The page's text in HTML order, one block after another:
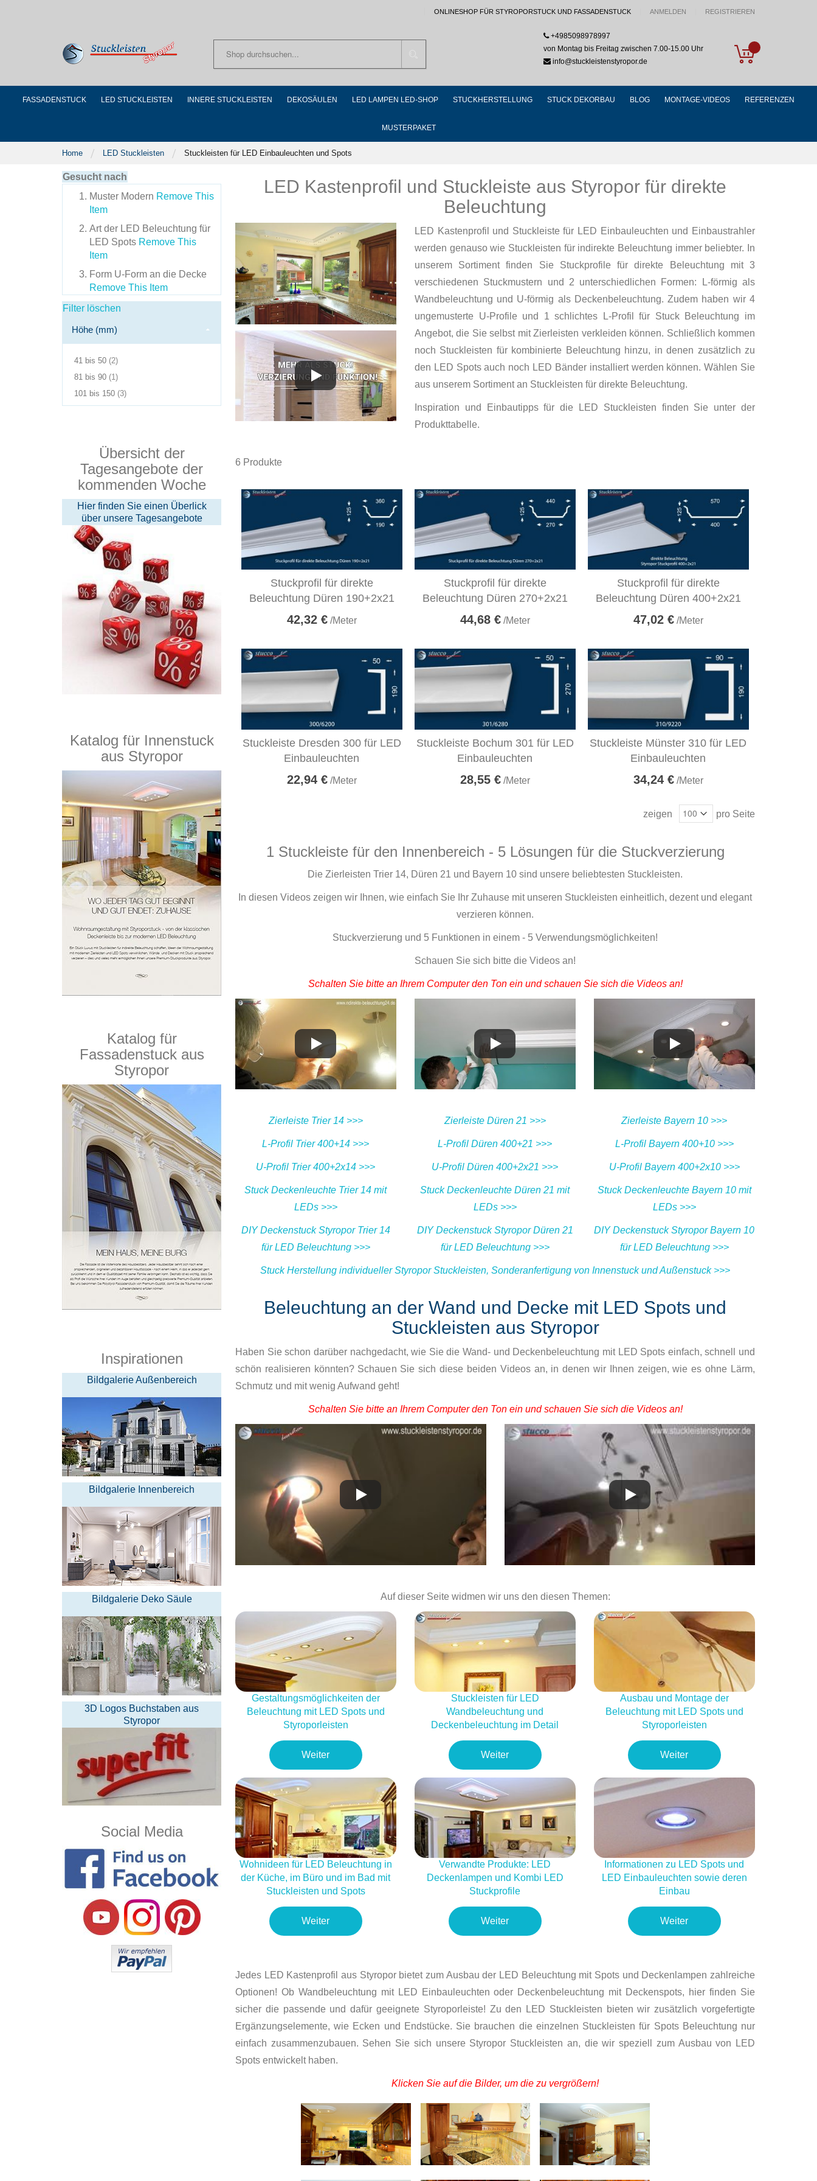
ONLINESHOP FÜR STYROPORSTUCK UND FASSADENSTUCK ANMELDEN REGISTRIEREN
My Cart
+4985098978997
von Montag bis Freitag zwischen 7.00-15.00 Uhr
info@stuckleistenstyropor.de
FASSADENSTUCK LED STUCKLEISTEN INNERE STUCKLEISTEN DEKOSÄULEN LED LAMPEN LED-SHOP STUCKHERSTELLUNG STUCK DEKORBAU BLOG MONTAGE-VIDEOS REFERENZEN
MUSTERPAKET
Home LED Stuckleisten Stuckleisten für LED Einbauleuchten und Spots
LED Kastenprofil und Stuckleiste aus Styropor für direkte
Beleuchtung
LED Kastenprofil und Stuckleiste für LED Einbauleuchten und Einbaustrahler
werden genauso wie Stuckleisten für indirekte Beleuchtung immer beliebter. In
unserem Sortiment finden Sie Stuckprofile für direkte Beleuchtung mit 3
verschiedenen Stuckmustern und 2 unterschiedlichen Formen: L-förmig als
Wandbeleuchtung und U-förmig als Deckenbeleuchtung. Zudem haben wir 4
ungemusterte U-Profile und 1 schlichtes L-Profil für Stuck Beleuchtung im
Angebot, die Sie selbst mit Zierleisten verkleiden können. Schließlich kommen
noch Stuckleisten für kombinierte Beleuchtung hinzu, in denen zusätzlich zu
den LED Spots auch noch LED Bänder installiert werden können. Wählen Sie
aus unserem Sortiment an Stuckleisten für direkte Beleuchtung.
Inspiration und Einbautipps für die LED Stuckleisten finden Sie unter der
Produkttabelle.
6 Produkte
Stuckprofil für direkte
Beleuchtung Düren 190+2x21
42,32 €/Meter
Stuckprofil für direkte
Beleuchtung Düren 270+2x21
44,68 €/Meter
Stuckprofil für direkte
Beleuchtung Düren 400+2x21
47,02 €/Meter
Stuckleiste Dresden 300 für LED
Einbauleuchten
22,94 €/Meter
Stuckleiste Bochum 301 für LED
Einbauleuchten
28,55 €/Meter
Stuckleiste Münster 310 für LED
Einbauleuchten
34,24 €/Meter
zeigen pro Seite
1 Stuckleiste für den Innenbereich - 5 Lösungen für die Stuckverzierung
Die Zierleisten Trier 14, Düren 21 und Bayern 10 sind unsere beliebtesten Stuckleisten.
In diesen Videos zeigen wir Ihnen, wie einfach Sie Ihr Zuhause mit unseren Stuckleisten einheitlich, dezent und elegant
verzieren können.
Stuckverzierung und 5 Funktionen in einem - 5 Verwendungsmöglichkeiten!
Schauen Sie sich bitte die Videos an!
Schalten Sie bitte an Ihrem Computer den Ton ein und schauen Sie sich die Videos an!
Zierleiste Trier 14 >>>
L-Profil Trier 400+14 >>>
U-Profil Trier 400+2x14 >>>
Stuck Deckenleuchte Trier 14 mit
LEDs >>>
DIY Deckenstuck Styropor Trier 14
für LED Beleuchtung >>>
Zierleiste Düren 21 >>>
L-Profil Düren 400+21 >>>
U-Profil Düren 400+2x21 >>>
Stuck Deckenleuchte Düren 21 mit
LEDs >>>
DIY Deckenstuck Styropor Düren 21
für LED Beleuchtung >>>
Zierleiste Bayern 10 >>>
L-Profil Bayern 400+10 >>>
U-Profil Bayern 400+2x10 >>>
Stuck Deckenleuchte Bayern 10 mit
LEDs >>>
DIY Deckenstuck Styropor Bayern 10
für LED Beleuchtung >>>
Stuck Herstellung individueller Styropor Stuckleisten, Sonderanfertigung von Innenstuck und Außenstuck >>>
Beleuchtung an der Wand und Decke mit LED Spots und
Stuckleisten aus Styropor
Haben Sie schon darüber nachgedacht, wie Sie die Wand- und Deckenbeleuchtung mit LED Spots einfach, schnell und
schön realisieren könnten? Schauen Sie sich diese beiden Videos an, in denen wir Ihnen zeigen, wie es ohne Lärm,
Schmutz und mit wenig Aufwand geht!
Schalten Sie bitte an Ihrem Computer den Ton ein und schauen Sie sich die Videos an!
Auf dieser Seite widmen wir uns den diesen Themen:
Gestaltungsmöglichkeiten der
Beleuchtung mit LED Spots und
Styroporleisten
Weiter
Stuckleisten für LED
Wandbeleuchtung und
Deckenbeleuchtung im Detail
Weiter
Ausbau und Montage der
Beleuchtung mit LED Spots und
Styroporleisten
Weiter
Wohnideen für LED Beleuchtung in
der Küche, im Büro und im Bad mit
Stuckleisten und Spots
Weiter
Verwandte Produkte: LED
Deckenlampen und Kombi LED
Stuckprofile
Weiter
Informationen zu LED Spots und
LED Einbauleuchten sowie deren
Einbau
Weiter
Jedes LED Kastenprofil aus Styropor bietet zum Ausbau der LED Beleuchtung mit Spots und Deckenlampen zahlreiche
Optionen! Ob Wandbeleuchtung mit LED Einbauleuchten oder Deckenbeleuchtung mit Deckenspots, hier finden Sie
sicher die passende und dafür geeignete Styroporleiste! Zu den LED Stuckleisten bieten wir zusätzlich vorgefertigte
Ergänzungselemente, wie Ecken und Endstücke. Sie brauchen die einzelnen Stuckleisten für Spots Beleuchtung nur
einfach zusammenzubauen. Sehen Sie sich unsere Styropor Stuckleisten an, die wir speziell zum Ausbau von LED
Spots entwickelt haben.
Klicken Sie auf die Bilder, um die zu vergrößern!
Gesucht nach
Muster Modern Remove This
Item
Art der LED Beleuchtung für
LED Spots Remove This
Item
Form U-Form an die Decke
Remove This Item
Filter löschen
Höhe (mm)
41 bis 50 2Produkte
81 bis 90 1Produkt(e)
Warenkorb
101 bis 150 3Produkte
Übersicht der
Tagesangebote der
kommenden Woche
Hier finden Sie einen Überlick
über unsere Tagesangebote
Katalog für Innenstuck
aus Styropor
Katalog für
Fassadenstuck aus
Styropor
Inspirationen
Bildgalerie Außenbereich
Bildgalerie Innenbereich
Bildgalerie Deko Säule
3D Logos Buchstaben aus
Styropor
Social Media